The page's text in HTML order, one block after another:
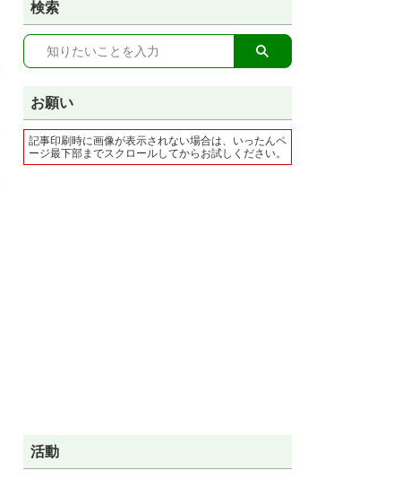
検索
お願い
記事印刷時に画像が表示されない場合は、いったんペ
ージ最下部までスクロールしてからお試しください。
活動